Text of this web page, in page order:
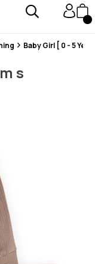
!
Baby Girl [ 0 - 5